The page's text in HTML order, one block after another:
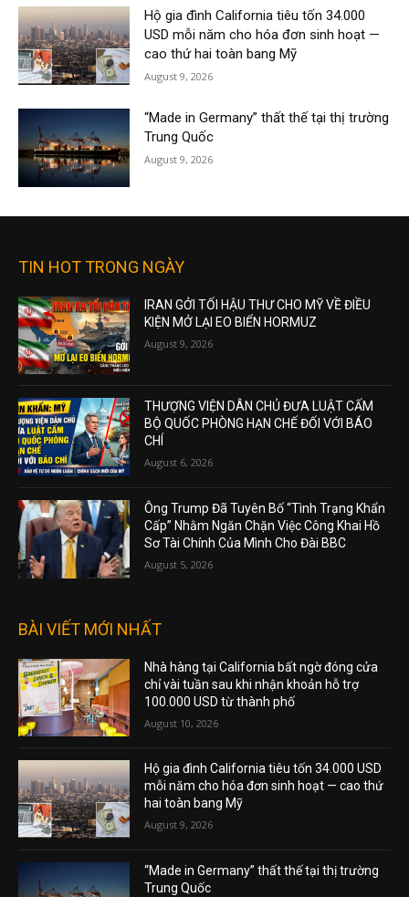
Hộ gia đình California tiêu tốn 34.000
USD mỗi năm cho hóa đơn sinh hoạt —
cao thứ hai toàn bang Mỹ
August 9, 2026
“Made in Germany” thất thế tại thị trường
Trung Quốc
August 9, 2026
TIN HOT TRONG NGÀY
IRAN GỞI TỐI HẬU THƯ CHO MỸ VỀ ĐIỀU
KIỆN MỞ LẠI EO BIỂN HORMUZ
August 9, 2026
THƯỢNG VIỆN DÂN CHỦ ĐƯA LUẬT CẤM
BỘ QUỐC PHÒNG HẠN CHẾ ĐỐI VỚI BÁO
CHÍ
August 6, 2026
Ông Trump Đã Tuyên Bố “Tình Trạng Khẩn
Cấp” Nhằm Ngăn Chặn Việc Công Khai Hồ
Sơ Tài Chính Của Mình Cho Đài BBC
August 5, 2026
BÀI VIẾT MỚI NHẤT
Nhà hàng tại California bất ngờ đóng cửa
chỉ vài tuần sau khi nhận khoản hỗ trợ
100.000 USD từ thành phố
August 10, 2026
Hộ gia đình California tiêu tốn 34.000 USD
mỗi năm cho hóa đơn sinh hoạt — cao thứ
hai toàn bang Mỹ
August 9, 2026
“Made in Germany” thất thế tại thị trường
Trung Quốc